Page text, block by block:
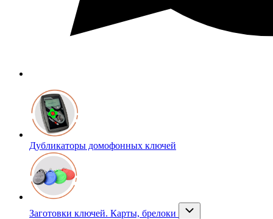
Дубликаторы домофонных ключей
Заготовки ключей. Карты, брелоки